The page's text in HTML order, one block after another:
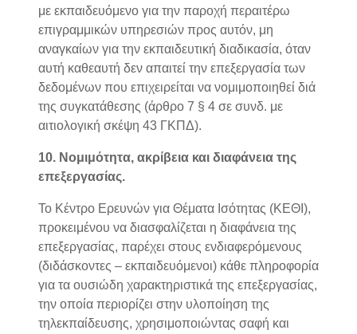
με εκπαιδευόμενο για την παροχή περαιτέρω
επιγραμμικών υπηρεσιών προς αυτόν, μη
αναγκαίων για την εκπαιδευτική διαδικασία, όταν
αυτή καθεαυτή δεν απαιτεί την επεξεργασία των
δεδομένων που επιχειρείται να νομιμοποιηθεί διά
της συγκατάθεσης (άρθρο 7 § 4 σε συνδ. με
αιτιολογική σκέψη 43 ΓΚΠΔ).
10. Νομιμότητα, ακρίβεια και διαφάνεια της
επεξεργασίας.
Το Κέντρο Ερευνών για Θέματα Ισότητας (ΚΕΘΙ),
προκειμένου να διασφαλίζεται η διαφάνεια της
επεξεργασίας, παρέχει στους ενδιαφερόμενους
(διδάσκοντες – εκπαιδευόμενοι) κάθε πληροφορία
για τα ουσιώδη χαρακτηριστικά της επεξεργασίας,
την οποία περιορίζει στην υλοποίηση της
τηλεκπαίδευσης, χρησιμοποιώντας σαφή και